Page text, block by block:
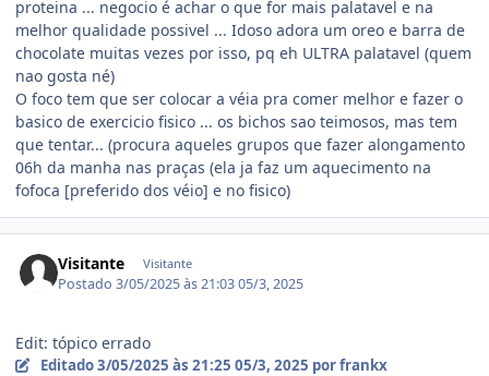
proteina ... negocio é achar o que for mais palatavel e na
melhor qualidade possivel ... Idoso adora um oreo e barra de
chocolate muitas vezes por isso, pq eh ULTRA palatavel (quem
nao gosta né)
O foco tem que ser colocar a véia pra comer melhor e fazer o
basico de exercicio fisico ... os bichos sao teimosos, mas tem
que tentar... (procura aqueles grupos que fazer alongamento
06h da manha nas praças (ela ja faz um aquecimento na
fofoca [preferido dos véio] e no fisico)
Visitante Visitante
Postado3/05/2025 às 21:0305/3, 2025
Edit: tópico errado
Editado3/05/2025 às 21:25 05/3, 2025 por frankx